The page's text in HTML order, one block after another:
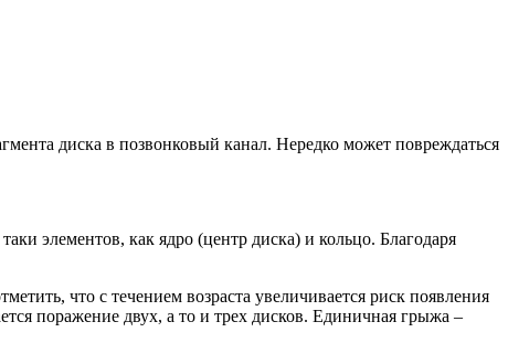
диска в позвонковый канал. Нередко может повреждаться
элементов, как ядро (центр диска) и кольцо. Благодаря
что с течением возраста увеличивается риск появления
поражение двух, а то и трех дисков. Единичная грыжа –